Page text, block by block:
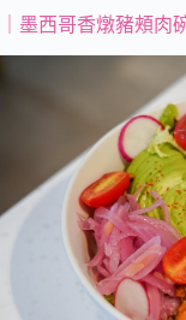
｜墨西哥香燉豬頰肉